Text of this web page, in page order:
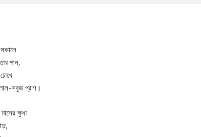
গান,
সবুজ প্রাণ।
ক্ষুধা